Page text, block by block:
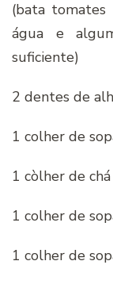
(bata tomates
água e
suficiente)
2 dentes de
1 colher de
1 còlher de
1 colher de
1 colher de